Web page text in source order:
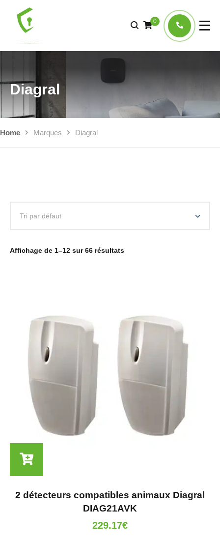
0
Diagral
Home Marques Diagral
Affichage de 1–12 sur 66 résultats
2 détecteurs compatibles animaux Diagral
DIAG21AVK
229.17€